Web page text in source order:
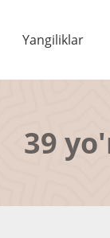
Yangiliklar
39